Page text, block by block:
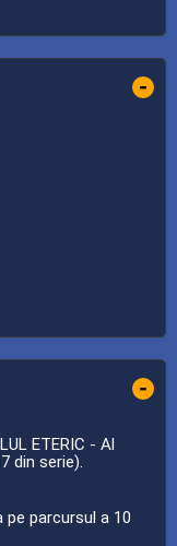
-
-
ETERIC - Al
din serie).
parcursul a 10